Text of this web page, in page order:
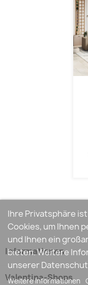
Informationen
Valentina-Shops
Ihre Privatsphäre
Cookies, um Ihnen
und Ihnen ein
bieten. Weitere
unserer
Weitere Informationen